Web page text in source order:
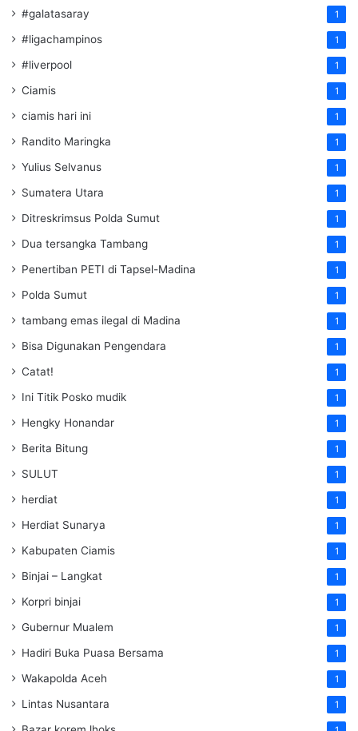
#galatasaray 1
#ligachampinos 1
#liverpool 1
Ciamis 1
ciamis hari ini 1
Randito Maringka 1
Yulius Selvanus 1
Sumatera Utara 1
Ditreskrimsus Polda Sumut 1
Dua tersangka Tambang 1
Penertiban PETI di Tapsel-Madina 1
Polda Sumut 1
tambang emas ilegal di Madina 1
Bisa Digunakan Pengendara 1
Catat! 1
Ini Titik Posko mudik 1
Hengky Honandar 1
Berita Bitung 1
SULUT 1
herdiat 1
Herdiat Sunarya 1
Kabupaten Ciamis 1
Binjai – Langkat 1
Korpri binjai 1
Gubernur Mualem 1
Hadiri Buka Puasa Bersama 1
Wakapolda Aceh 1
Lintas Nusantara 1